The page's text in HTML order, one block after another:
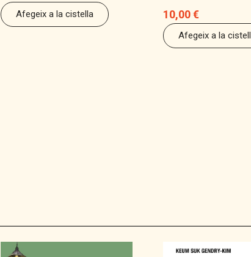
Afegeix a la cistella 10,00€
Afegeix a la